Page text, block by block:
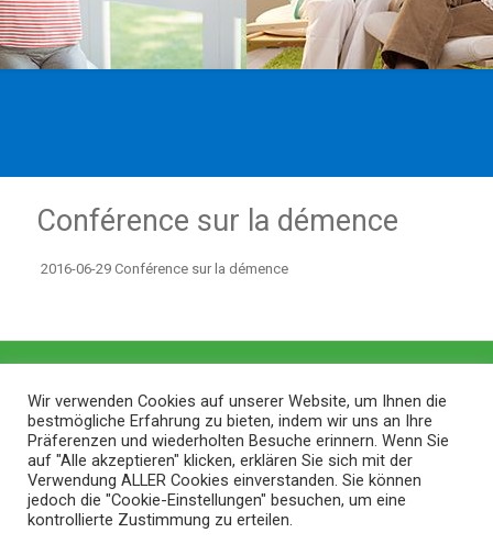
Conférence sur la démence
2016-06-29 Conférence sur la démence
Wir verwenden Cookies auf unserer Website, um Ihnen die
bestmögliche Erfahrung zu bieten, indem wir uns an Ihre
Präferenzen und wiederholten Besuche erinnern. Wenn Sie
auf "Alle akzeptieren" klicken, erklären Sie sich mit der
Verwendung ALLER Cookies einverstanden. Sie können
jedoch die "Cookie-Einstellungen" besuchen, um eine
kontrollierte Zustimmung zu erteilen.